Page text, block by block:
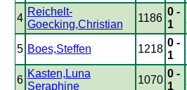
4
Reichelt-
Goecking,Christian
1186
0 -
1
5 Boes,Steffen 1218
0 -
1
6
Kasten,Luna
Seraphine
1070
0 -
1